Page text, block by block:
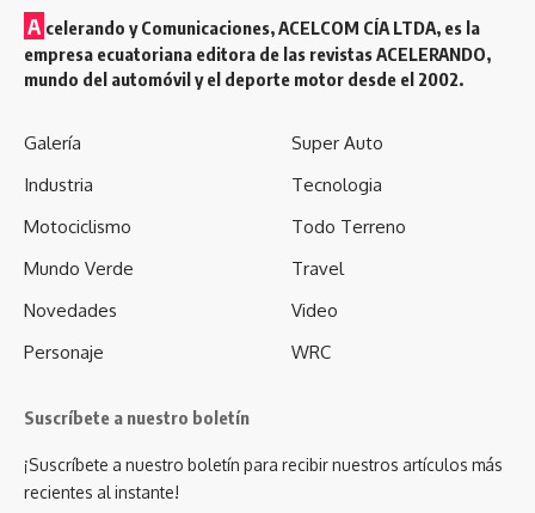
A celerando y Comunicaciones, ACELCOM CÍA LTDA, es la
empresa ecuatoriana editora de las revistas ACELERANDO,
mundo del automóvil y el deporte motor desde el 2002.
Galería
Industria
Motociclismo
Mundo Verde
Novedades
Personaje
Super Auto
Tecnologia
Todo Terreno
Travel
Video
WRC
Suscríbete a nuestro boletín
¡Suscríbete a nuestro boletín para recibir nuestros artículos más
recientes al instante!